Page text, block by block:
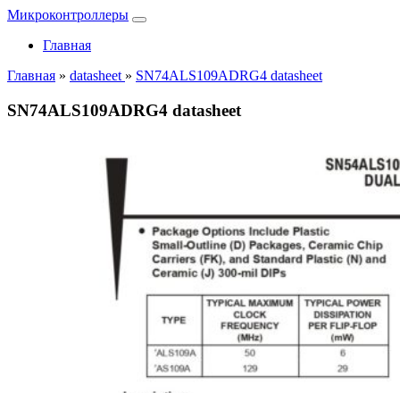
Микроконтроллеры
Главная
Главная » datasheet » SN74ALS109ADRG4 datasheet
SN74ALS109ADRG4 datasheet